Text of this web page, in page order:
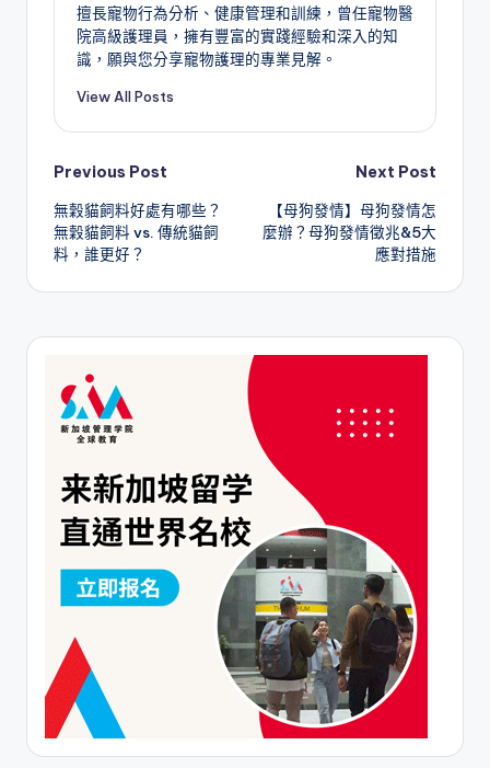
擅長寵物行為分析、健康管理和訓練，曾任寵物醫
院高級護理員，擁有豐富的實踐經驗和深入的知
識，願與您分享寵物護理的專業見解。
View All Posts
Post
navigation
Previous Post
無穀貓飼料好處有哪些？
無穀貓飼料 vs. 傳統貓飼
料，誰更好？
Next Post
【母狗發情】母狗發情怎
麼辦？母狗發情徵兆&5大
應對措施